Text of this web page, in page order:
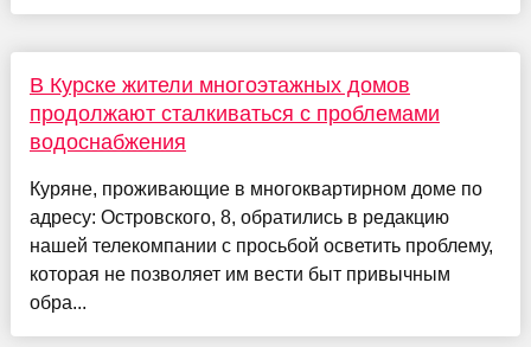
В Курске жители многоэтажных домов
продолжают сталкиваться с проблемами
водоснабжения
Куряне, проживающие в многоквартирном доме по
адресу: Островского, 8, обратились в редакцию
нашей телекомпании с просьбой осветить проблему,
которая не позволяет им вести быт привычным
обра...